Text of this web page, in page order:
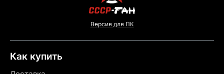
Версия для ПК
Как купить